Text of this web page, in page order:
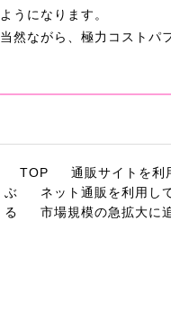
ようになります。
当然ながら、極力コストパ
TOP 通販サイトを利
ぶ
ネット通販を利用し
る
市場規模の急拡大に